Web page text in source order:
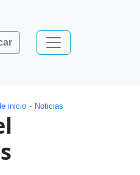
inicio Noticias